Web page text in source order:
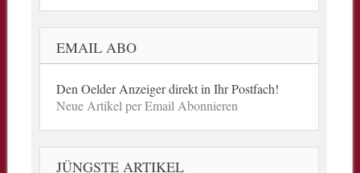
EMAIL ABO
Den Oelder Anzeiger direkt in Ihr Postfach!
Neue Artikel per Email Abonnieren
JÜNGSTE ARTIKEL